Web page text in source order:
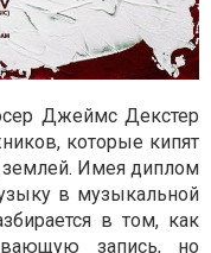
Джеймс Декстер
которые кипят
Имея диплом
в музыкальной
в том, как
запись, но